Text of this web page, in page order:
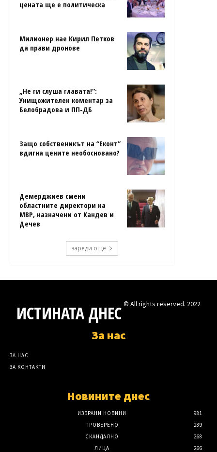
цената ще е политическа
Милионер нае Кирил Петков
да прави дронове
„Не ги слуша главата!“:
Унищожителен коментар за
Белобрадова и ПП-ДБ
Защо собственикът на “Еконт”
вдигна цените необосновано?
Демерджиев смени
областните директори на
МВР, назначени от Кандев и
Дечев
зареди още
ИСТИНАТА ДНЕС © All rights reserved. 2022
За нас
ЗА НАС
ЗА КОНТАКТИ
Новините днес
ИЗБРАНИ НОВИНИ
981
ПРОВЕРЕНО
289
СКАНДАЛНО
268
ЛИЦА
266